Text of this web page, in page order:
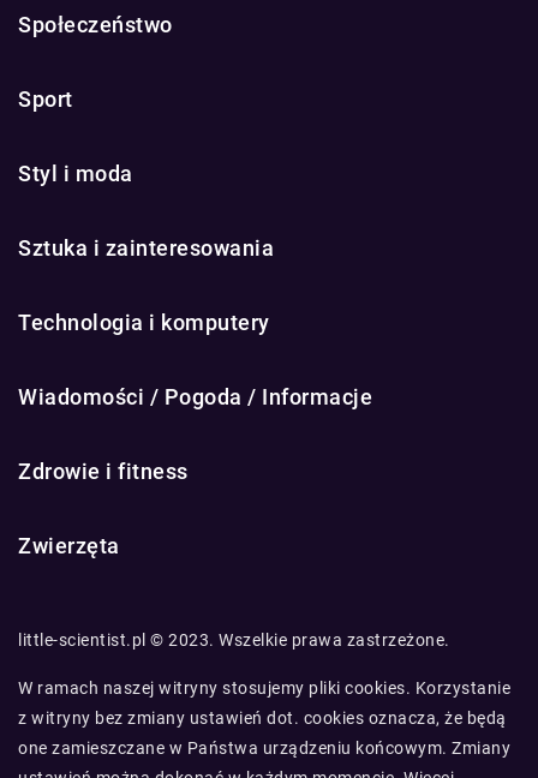
Społeczeństwo
Sport
Styl i moda
Sztuka i zainteresowania
Technologia i komputery
Wiadomości / Pogoda / Informacje
Zdrowie i fitness
Zwierzęta
little-scientist.pl © 2023. Wszelkie prawa zastrzeżone.
W ramach naszej witryny stosujemy pliki cookies. Korzystanie
z witryny bez zmiany ustawień dot. cookies oznacza, że będą
one zamieszczane w Państwa urządzeniu końcowym. Zmiany